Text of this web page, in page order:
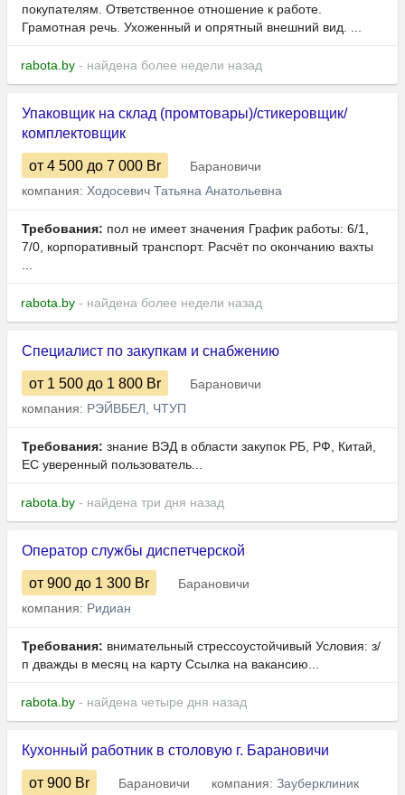
покупателям. Ответственное отношение к работе.
Грамотная речь. Ухоженный и опрятный внешний вид. ...
rabota.by - найдена более недели назад
Упаковщик на склад (промтовары)/стикеровщик/
комплектовщик
от 4 500 до 7 000 Br
Барановичи
компания: Ходосевич Татьяна Анатольевна
Требования: пол не имеет значения График работы: 6/1,
7/0, корпоративный транспорт. Расчёт по окончанию вахты
...
rabota.by - найдена более недели назад
Специалист по закупкам и снабжению
от 1 500 до 1 800 Br
Барановичи
компания: РЭЙВБЕЛ, ЧТУП
Требования: знание ВЭД в области закупок РБ, РФ, Китай,
ЕС уверенный пользователь...
rabota.by - найдена три дня назад
Оператор службы диспетчерской
от 900 до 1 300 Br
Барановичи
компания: Ридиан
Требования: внимательный стрессоустойчивый Условия: з/
п дважды в месяц на карту Ссылка на вакансию...
rabota.by - найдена четыре дня назад
Кухонный работник в столовую г. Барановичи
от 900 Br Барановичи компания: Зауберклиник